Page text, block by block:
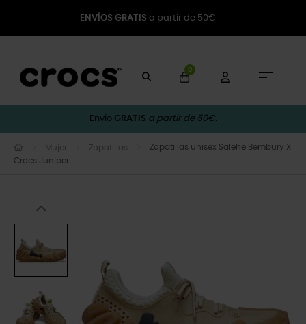
ENVÍOS GRATIS a partir de 50€
0
☰
Envío GRATIS a partir de 50€.
Mujer Zapatillas
Zapatillas unisex Salehe Bembury X
Crocs Juniper